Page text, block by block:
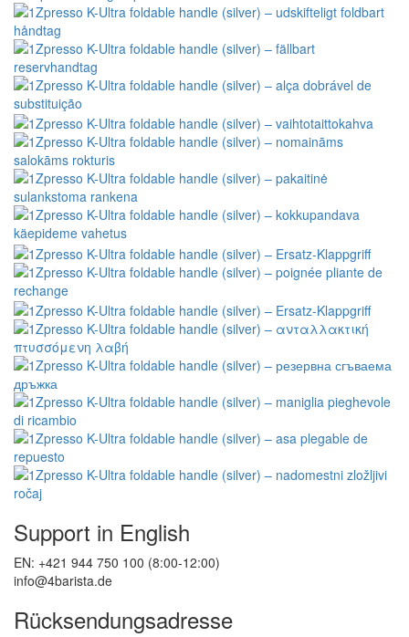
Support in English
EN: +421 944 750 100 (8:00-12:00)
info@4barista.de
Rücksendungsadresse